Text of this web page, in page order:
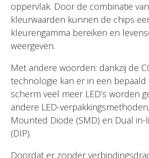
oppervlak. Door de combinatie
kleurwaarden kunnen de chips
kleurengamma bereiken en
weergeven.
Met andere woorden: dankzij de
technologie kan er in een bepaald
scherm veel meer LED’s worden
andere LED-
Mounted Diode (SMD) en Dual in-
(DIP).
Doordat er zonder